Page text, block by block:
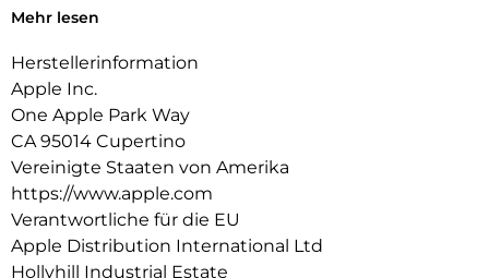
ULTIMATIVES OVER-EAR HÖRERLEBNIS – Der von Apple
Computational Audio kombiniert ein spezielles akustisches
Design mit dem Apple H1 Chip und Software für ein
revolutionäres Hörerlebnis.
FÜNF NEUE FARBEN – Die AirPods Max kommen in fünf
neuen Farben: Mitternacht, Polarstern, Blau, Violett und
Orange. Auch ein farblich passendes Smart Case ist in der
Lieferung enthalten.
FOKUS AUF DAS, WAS DU HÖREN WILLST – Aktive
Mehr lesen
Herstellerinformation
Apple Inc.
One Apple Park Way
CA 95014 Cupertino
Vereinigte Staaten von Amerika
https://www.apple.com
Verantwortliche für die EU
Apple Distribution International Ltd
Hollyhill Industrial Estate